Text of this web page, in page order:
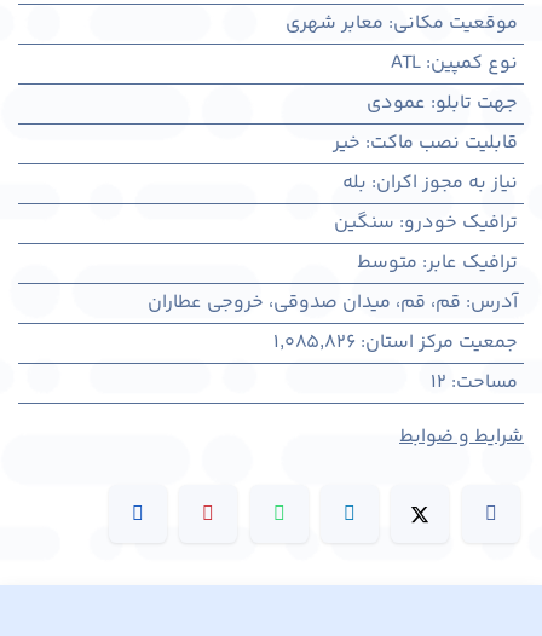
موقعیت مکانی: معابر شهری
نوع کمپین:
ATL
جهت تابلو: عمودی
قابلیت نصب ماکت: خیر
نیاز به مجوز اکران: بله
ترافیک خودرو: سنگین
ترافیک عابر: متوسط
آدرس: قم، قم، میدان صدوقی، خروجی عطاران
جمعیت مرکز استان:
1,085,826
مساحت:
12
شرایط و ضوابط